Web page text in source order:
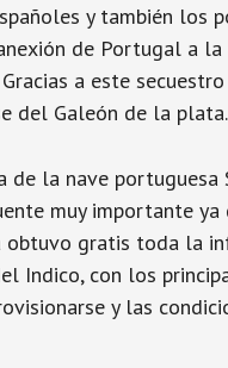
y también los
de Portugal a la
a este
del Galeón de la plata.
de la nave portuguesa
muy importante ya
obtuvo gratis toda la
Indico, con los
y las